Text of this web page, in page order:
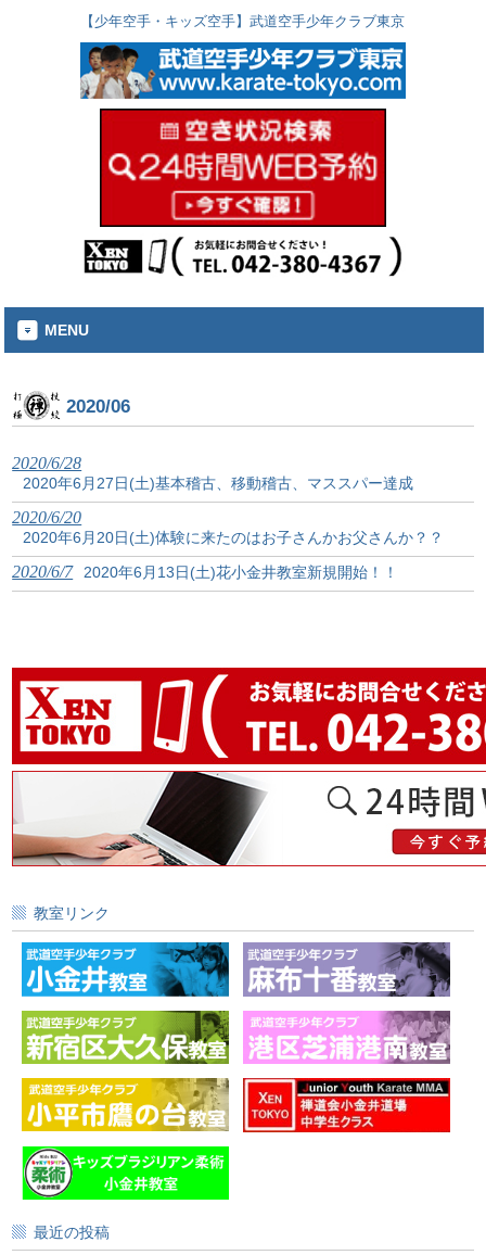
【少年空手・キッズ空手】武道空手少年クラブ東京
MENU
2020/06
2020/6/28
2020年6月27日(土)基本稽古、移動稽古、マススパー達成
2020/6/20
2020年6月20日(土)体験に来たのはお子さんかお父さんか？？
2020/6/7 2020年6月13日(土)花小金井教室新規開始！！
教室リンク
最近の投稿